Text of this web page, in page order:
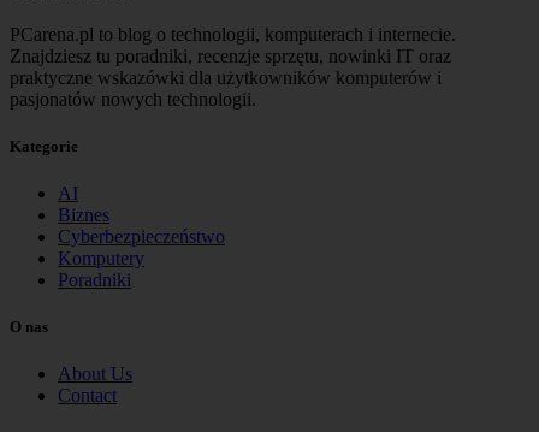
PCarena.pl to blog o technologii, komputerach i internecie.
Znajdziesz tu poradniki, recenzje sprzętu, nowinki IT oraz
praktyczne wskazówki dla użytkowników komputerów i
pasjonatów nowych technologii.
Kategorie
AI
Biznes
Cyberbezpieczeństwo
Komputery
Poradniki
O nas
About Us
Contact